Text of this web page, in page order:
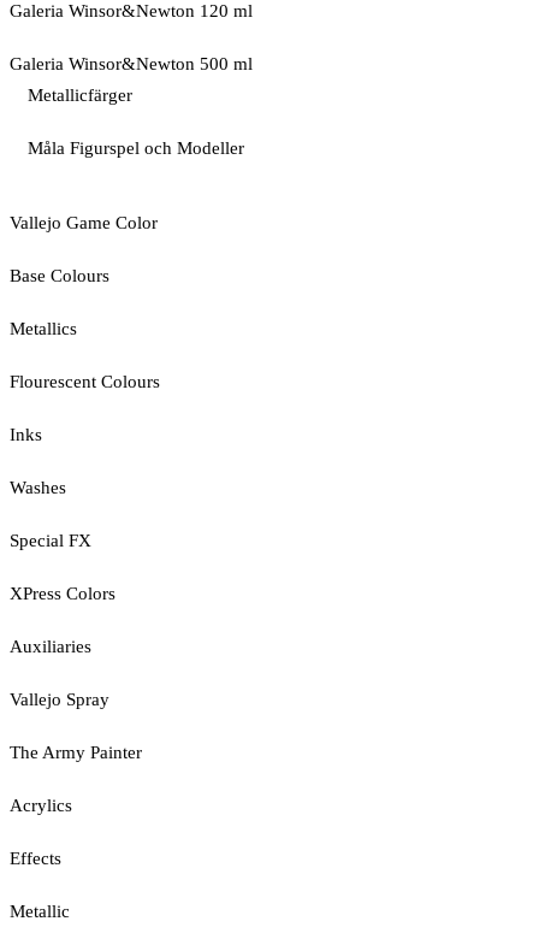
Galeria Winsor&Newton 120 ml
Galeria Winsor&Newton 500 ml
Metallicfärger
Måla Figurspel och Modeller
Vallejo Game Color
Base Colours
Metallics
Flourescent Colours
Inks
Washes
Special FX
XPress Colors
Auxiliaries
Vallejo Spray
The Army Painter
Acrylics
Effects
Metallic